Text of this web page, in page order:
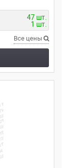
47 шт.
1 шт.
Все цены